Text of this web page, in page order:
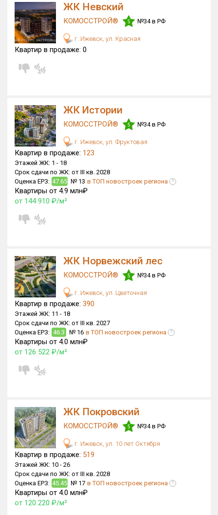
Жилых комплексов
Многоквартирных домов
Блокированных домов
Поселков таунхаусов
Блокированных домов
ЖК Невский
КОМОССТРОЙ® 5 №34 в РФ
г. Ижевск, ул. Красная
Квартир в продаже: 0
ЖК Истории
КОМОССТРОЙ® 5 №34 в РФ
г. Ижевск, ул. Фруктовая
Квартир в продаже: 123
Этажей ЖК: 1 - 18
Срок сдачи по ЖК: от III кв. 2028
Оценка ЕРЗ: 47.65 № 13 в ТОП новостроек региона ?
Квартиры от 4.9 млн₽
от 144 910 ₽/м²
ЖК Норвежский лес
КОМОССТРОЙ® 5 №34 в РФ
г. Ижевск, ул. Цветочная
Квартир в продаже: 390
Этажей ЖК: 11 - 18
Срок сдачи по ЖК: от III кв. 2027
Оценка ЕРЗ: 46.3 № 16 в ТОП новостроек региона ?
Квартиры от 4.0 млн₽
от 126 522 ₽/м²
ЖК Покровский
КОМОССТРОЙ® 5 №34 в РФ
г. Ижевск, ул. 10 лет Октября
Квартир в продаже: 519
Этажей ЖК: 10 - 26
Срок сдачи по ЖК: от III кв. 2028
Оценка ЕРЗ: 45.45 № 17 в ТОП новостроек региона ?
Квартиры от 4.0 млн₽
от 120 220 ₽/м²